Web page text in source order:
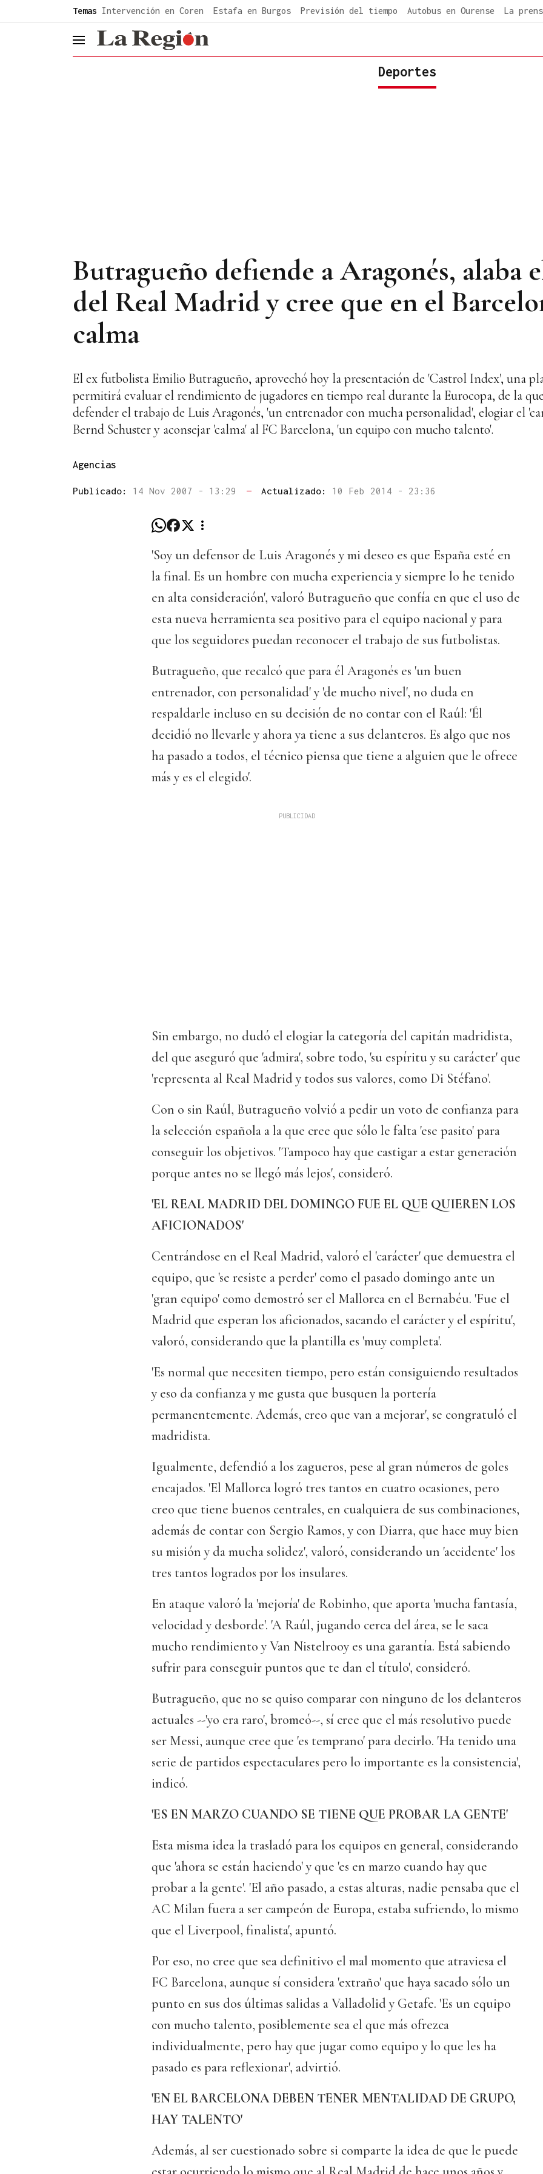
Temas Intervención en Coren Estafa en Burgos Previsión del tiempo Autobus en Ourense La
header.menu.open
Deportes
Butragueño defiende a Aragonés, alaba
del Real Madrid y cree que en el
calma
El ex futbolista Emilio Butragueño, aprovechó hoy la presentación de 'Castrol Index', una
permitirá evaluar el rendimiento de jugadores en tiempo real durante la Eurocopa, de la
defender el trabajo de Luis Aragonés, 'un entrenador con mucha personalidad', elogiar el
Bernd Schuster y aconsejar 'calma' al FC Barcelona, 'un equipo con mucho talento'.
Agencias
Publicado: 14 Nov 2007 - 13:29 — Actualizado: 10 Feb 2014 - 23:36
'Soy un defensor de Luis Aragonés y mi deseo es que España esté en
la final. Es un hombre con mucha experiencia y siempre lo he tenido
en alta consideración', valoró Butragueño que confía en que el uso de
esta nueva herramienta sea positivo para el equipo nacional y para
que los seguidores puedan reconocer el trabajo de sus futbolistas.
Butragueño, que recalcó que para él Aragonés es 'un buen
entrenador, con personalidad' y 'de mucho nivel', no duda en
respaldarle incluso en su decisión de no contar con el Raúl: 'Él
decidió no llevarle y ahora ya tiene a sus delanteros. Es algo que nos
ha pasado a todos, el técnico piensa que tiene a alguien que le ofrece
más y es el elegido'.
Sin embargo, no dudó el elogiar la categoría del capitán madridista,
del que aseguró que 'admira', sobre todo, 'su espíritu y su carácter' que
'representa al Real Madrid y todos sus valores, como Di Stéfano'.
Con o sin Raúl, Butragueño volvió a pedir un voto de confianza para
la selección española a la que cree que sólo le falta 'ese pasito' para
conseguir los objetivos. 'Tampoco hay que castigar a estar generación
porque antes no se llegó más lejos', consideró.
'EL REAL MADRID DEL DOMINGO FUE EL QUE QUIEREN LOS
AFICIONADOS'
Centrándose en el Real Madrid, valoró el 'carácter' que demuestra el
equipo, que 'se resiste a perder' como el pasado domingo ante un
'gran equipo' como demostró ser el Mallorca en el Bernabéu. 'Fue el
Madrid que esperan los aficionados, sacando el carácter y el espíritu',
valoró, considerando que la plantilla es 'muy completa'.
'Es normal que necesiten tiempo, pero están consiguiendo resultados
y eso da confianza y me gusta que busquen la portería
permanentemente. Además, creo que van a mejorar', se congratuló el
madridista.
Igualmente, defendió a los zagueros, pese al gran números de goles
encajados. 'El Mallorca logró tres tantos en cuatro ocasiones, pero
creo que tiene buenos centrales, en cualquiera de sus combinaciones,
además de contar con Sergio Ramos, y con Diarra, que hace muy bien
su misión y da mucha solidez', valoró, considerando un 'accidente' los
tres tantos logrados por los insulares.
En ataque valoró la 'mejoría' de Robinho, que aporta 'mucha fantasía,
velocidad y desborde'. 'A Raúl, jugando cerca del área, se le saca
mucho rendimiento y Van Nistelrooy es una garantía. Está sabiendo
sufrir para conseguir puntos que te dan el título', consideró.
Butragueño, que no se quiso comparar con ninguno de los delanteros
actuales --'yo era raro', bromeó--, sí cree que el más resolutivo puede
ser Messi, aunque cree que 'es temprano' para decirlo. 'Ha tenido una
serie de partidos espectaculares pero lo importante es la consistencia',
indicó.
'ES EN MARZO CUANDO SE TIENE QUE PROBAR LA GENTE'
Esta misma idea la trasladó para los equipos en general, considerando
que 'ahora se están haciendo' y que 'es en marzo cuando hay que
probar a la gente'. 'El año pasado, a estas alturas, nadie pensaba que el
AC Milan fuera a ser campeón de Europa, estaba sufriendo, lo mismo
que el Liverpool, finalista', apuntó.
Por eso, no cree que sea definitivo el mal momento que atraviesa el
FC Barcelona, aunque sí considera 'extraño' que haya sacado sólo un
punto en sus dos últimas salidas a Valladolid y Getafe. 'Es un equipo
con mucho talento, posiblemente sea el que más ofrezca
individualmente, pero hay que jugar como equipo y lo que les ha
pasado es para reflexionar', advirtió.
'EN EL BARCELONA DEBEN TENER MENTALIDAD DE GRUPO,
HAY TALENTO'
Además, al ser cuestionado sobre si comparte la idea de que le puede